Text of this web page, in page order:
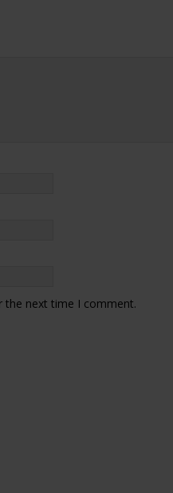
the next time I comment.